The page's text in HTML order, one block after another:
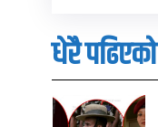
धेरै पढिएको